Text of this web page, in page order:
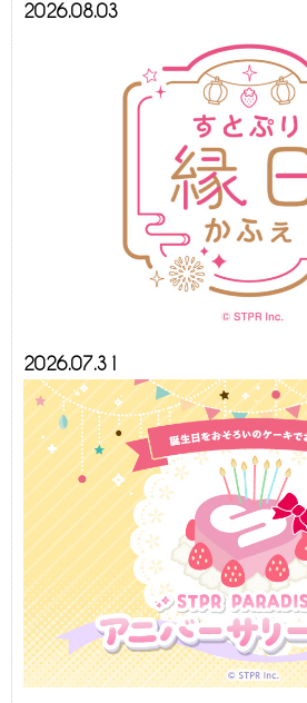
2026.08.03
2026.07.31